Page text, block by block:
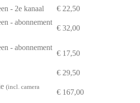
- 2e kanaal
€ 22,50
- abonnement
€ 32,00
- abonnement
€ 17,50
€ 29,50
(incl. camera
€ 167,00